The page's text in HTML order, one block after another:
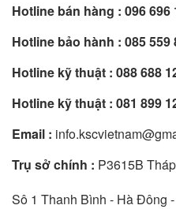
Hotline bán hàng : 096 696
Hotline bảo hành : 085 559
Hotline kỹ thuật : 088 688
Hotline kỹ thuật : 081 899
Email :
Trụ sở chính : P3615B
Sô 1 Thanh Bình - Hà Đông